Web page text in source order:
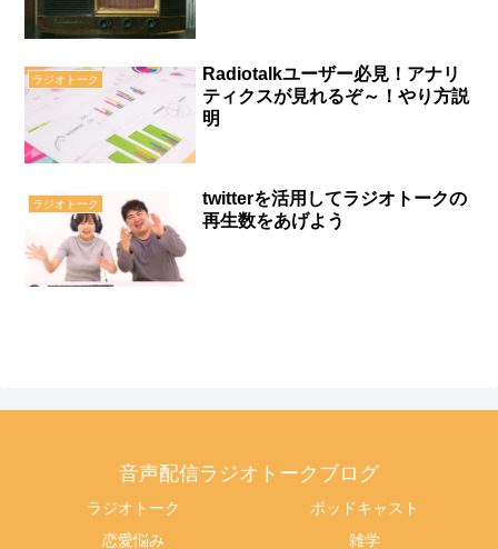
ラジオトーク
Radiotalkユーザー必見！アナリ
ティクスが見れるぞ～！やり方説
明
ラジオトーク
twitterを活用してラジオトークの
再生数をあげよう
音声配信ラジオトークブログ
ラジオトーク
ポッドキャスト
恋愛悩み
雑学